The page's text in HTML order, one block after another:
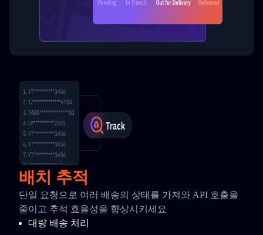
배치 추적
단일 요청으로 여러 배송의 상태를 가져와 API 호출을
줄이고 추적 효율성을 향상시키세요
대량 배송 처리